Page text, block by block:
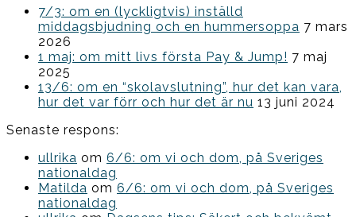
7/3: om en (lyckligtvis) inställd
middagsbjudning och en hummersoppa 7 mars
2026
1 maj: om mitt livs första Pay & Jump! 7 maj
2025
13/6: om en “skolavslutning”, hur det kan vara,
hur det var förr och hur det är nu 13 juni 2024
Senaste respons:
ullrika om 6/6: om vi och dom, på Sveriges
nationaldag
Matilda om 6/6: om vi och dom, på Sveriges
nationaldag